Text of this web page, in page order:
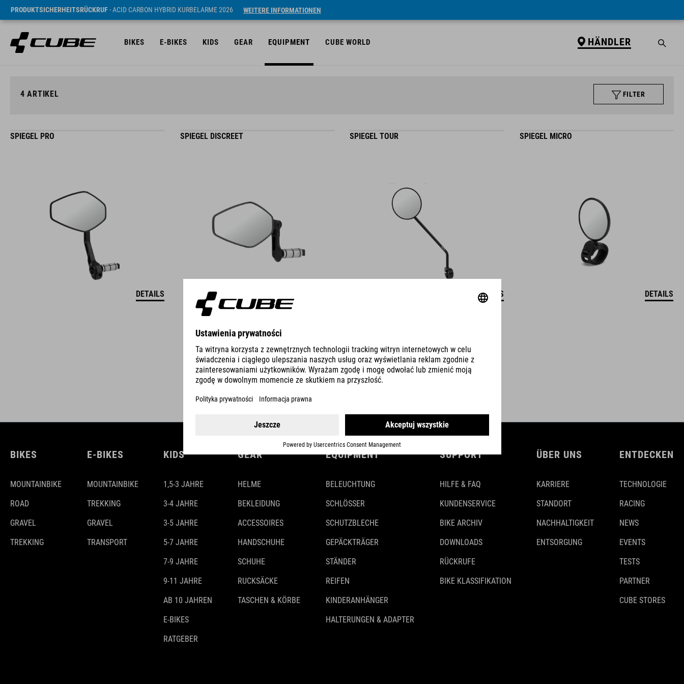
PRODUKTSICHERHEITSRÜCKRUF- ACID CARBON HYBRID KURBELARME 2026 WEITERE INFORMATIONEN
BIKES E-BIKES KIDS GEAR EQUIPMENT CUBE WORLD HÄNDLER
4 ARTIKEL FILTER
SPIEGEL PRO
DETAILS
SPIEGEL DISCREET SPIEGEL TOUR
DETAILS
SPIEGEL MICRO
DETAILS
BIKES
MOUNTAINBIKE
ROAD
GRAVEL
TREKKING
E-BIKES
MOUNTAINBIKE
TREKKING
GRAVEL
TRANSPORT
KIDS
1,5-3 JAHRE
3-4 JAHRE
3-5 JAHRE
5-7 JAHRE
7-9 JAHRE
9-11 JAHRE
AB 10 JAHREN
E-BIKES
RATGEBER
GEAR
HELME
BEKLEIDUNG
ACCESSOIRES
HANDSCHUHE
SCHUHE
RUCKSÄCKE
TASCHEN & KÖRBE
EQUIPMENT
BELEUCHTUNG
SCHLÖSSER
SCHUTZBLECHE
GEPÄCKTRÄGER
STÄNDER
REIFEN
KINDERANHÄNGER
HALTERUNGEN & ADAPTER
SUPPORT
HILFE & FAQ
KUNDENSERVICE
BIKE ARCHIV
DOWNLOADS
RÜCKRUFE
BIKE KLASSIFIKATION
ÜBER UNS
KARRIERE
STANDORT
NACHHALTIGKEIT
ENTSORGUNG
ENTDECKEN
TECHNOLOGIE
RACING
NEWS
EVENTS
TESTS
PARTNER
CUBE STORES